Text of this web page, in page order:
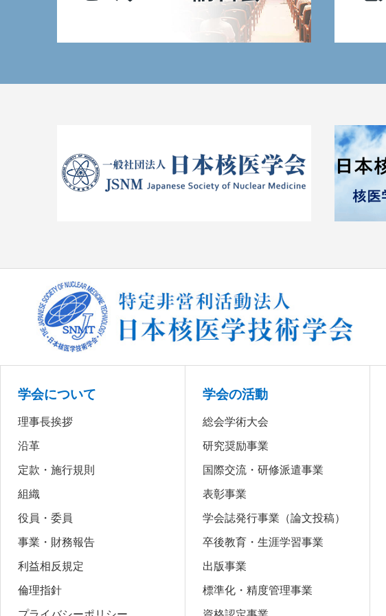
学会について
理事長挨拶
沿革
定款・施行規則
組織
役員・委員
事業・財務報告
利益相反規定
倫理指針
学会の活動
総会学術大会
研究奨励事業
国際交流・研修派遣事業
表彰事業
学会誌発行事業（論文投稿）
卒後教育・生涯学習事業
出版事業
標準化・精度管理事業